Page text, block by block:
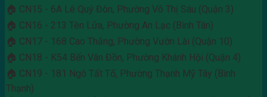
🏠 CN15 - 6A Lê Quý Đôn, Phường Võ Thị Sáu (Quận 3)
🏠 CN16 - 213 Tên Lửa, Phường An Lạc (Bình Tân)
🏠 CN17 - 168 Cao Thắng, Phường Vườn Lài (Quận 10)
🏠 CN18 - K54 Bến Vân Đồn, Phường Khánh Hội (Quận 4)
🏠 CN19 - 181 Ngô Tất Tố, Phường Thạnh Mỹ Tây (Bình
Thạnh)